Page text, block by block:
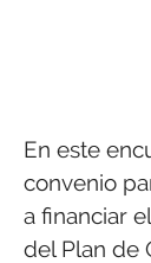
En este
convenio
a financiar
del Plan de